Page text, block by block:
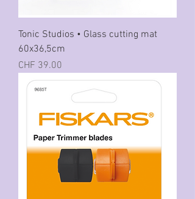
Tonic Studios • Glass cutting mat
60x36,5cm
Preis
CHF 39.00